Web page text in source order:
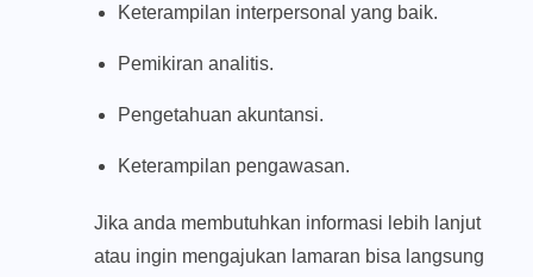
Keterampilan interpersonal yang baik.
Pemikiran analitis.
Pengetahuan akuntansi.
Keterampilan pengawasan.
Jika anda membutuhkan informasi lebih lanjut
atau ingin mengajukan lamaran bisa langsung